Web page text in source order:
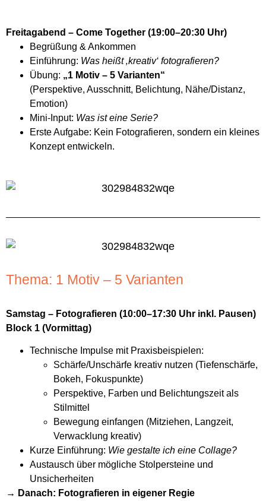
Freitagabend – Come Together (19:00–20:30 Uhr)
Begrüßung & Ankommen
Einführung: Was heißt ‚kreativ‘ fotografieren?
Übung: „1 Motiv – 5 Varianten“
(Perspektive, Ausschnitt, Belichtung, Nähe/Distanz,
Emotion)
Mini-Input: Was ist eine Serie?
Erste Aufgabe: Kein Fotografieren, sondern ein kleines
Konzept entwickeln.
Thema: 1 Motiv – 5 Varianten
Samstag – Fotografieren (10:00–17:30 Uhr inkl. Pausen)
Block 1 (Vormittag)
Technische Impulse mit Praxisbeispielen:
Schärfe/Unschärfe kreativ nutzen (Tiefenschärfe,
Bokeh, Fokuspunkte)
Perspektive, Farben und Belichtungszeit als
Stilmittel
Bewegung einfangen (Mitziehen, Langzeit,
Verwacklung kreativ)
Kurze Einführung: Wie gestalte ich eine Collage?
Austausch über mögliche Stolpersteine und
Unsicherheiten
→ Danach: Fotografieren in eigener Regie